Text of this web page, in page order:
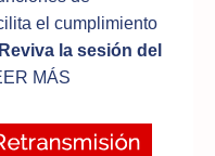
el cumplimiento
Reviva la sesión del
MÁS